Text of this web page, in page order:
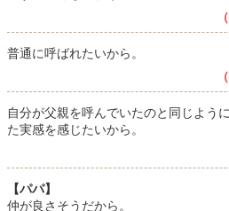
普通に呼ばれたいから。
自分が父親を呼んでいたのと同じよう
た実感を感じたいから。
【パパ】
仲が良さそうだから。